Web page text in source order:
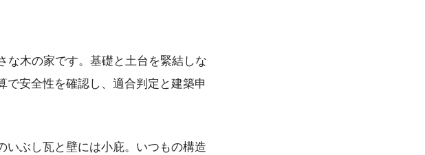
な木の家です。基礎と土台を緊結しな
安全性を確認し、適合判定と建築申
いぶし瓦と壁には小庇。いつもの構造